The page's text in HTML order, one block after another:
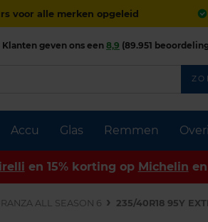
voor alle merken opgeleid
Accu Glas Remmen
Klanten geven ons een 8,9 (89.951
en 15% korting op Michelin en
ALL SEASON 6 235/40R18 95Y